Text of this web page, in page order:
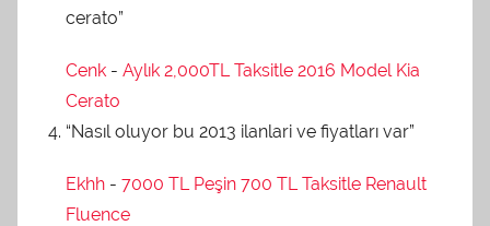
cerato”
Cenk - Aylık 2,000TL Taksitle 2016 Model Kia
Cerato
“Nasıl oluyor bu 2013 ilanlari ve fiyatları var”
Ekhh - 7000 TL Peşin 700 TL Taksitle Renault
Fluence